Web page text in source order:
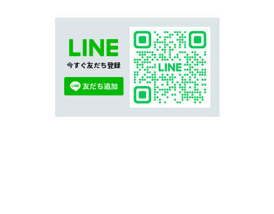
今すぐ友だち登録